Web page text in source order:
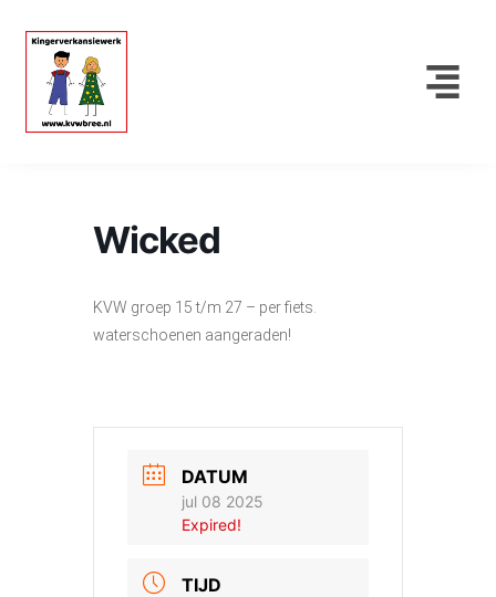
Wicked
KVW groep 15 t/m 27 – per fiets.
waterschoenen aangeraden!
DATUM
jul 08 2025
Expired!
TIJD